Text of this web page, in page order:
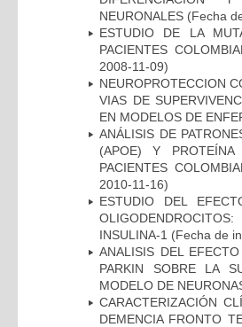
NEURONALES (Fecha
ESTUDIO DE LA
PACIENTES
2008-11-09)
NEUROPROTECCION
VIAS DE
EN MODELOS DE
ANÁLISIS DE
(APOE) Y
PACIENTES
2010-11-16)
ESTUDIO DEL
INSULINA-1 (Fecha de
ANALISIS DEL
PARKIN SOBRE LA
MODELO DE
CARACTERIZACIÓN
DEMENCIA FRONTO